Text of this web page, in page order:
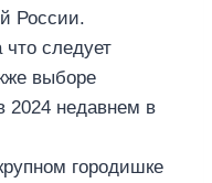
России.
следует
выборе
2024 недавнем в
городишке